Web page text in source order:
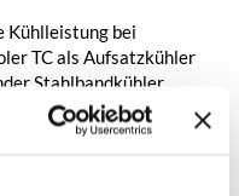
Kühlleistung bei
TC als Aufsatzkühler
Stahlbandkühler.